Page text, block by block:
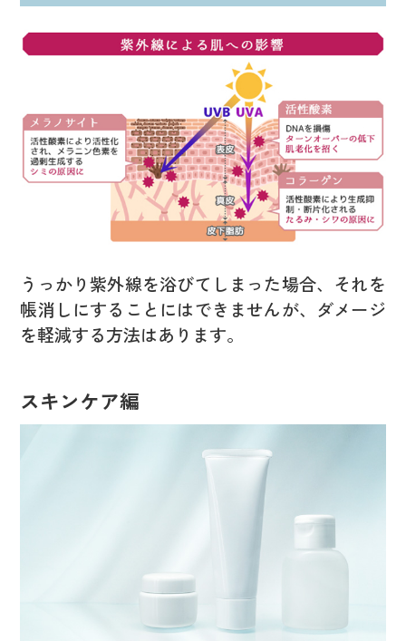
うっかり紫外線を浴びてしまった場合、それを
帳消しにすることにはできませんが、ダメージ
を軽減する方法はあります。
スキンケア編